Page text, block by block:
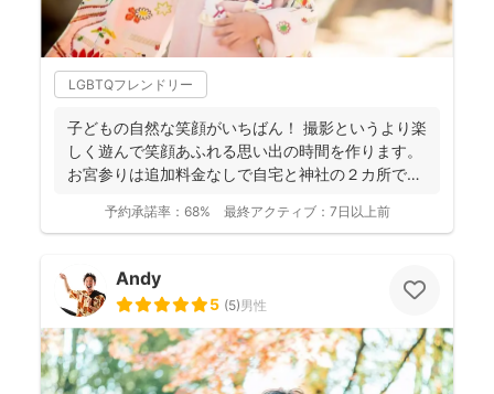
LGBTQフレンドリー
子どもの自然な笑顔がいちばん！ 撮影というより楽
しく遊んで笑顔あふれる思い出の時間を作ります。
お宮参りは追加料金なしで自宅と神社の２カ所で撮
予約承諾率： 68% 最終アクティブ： 7日以上前
Andy
5 (5)男性